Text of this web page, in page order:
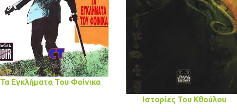
Τα Εγκλήματα Του Φοίνικα
Ιστορίες Του Κθούλου